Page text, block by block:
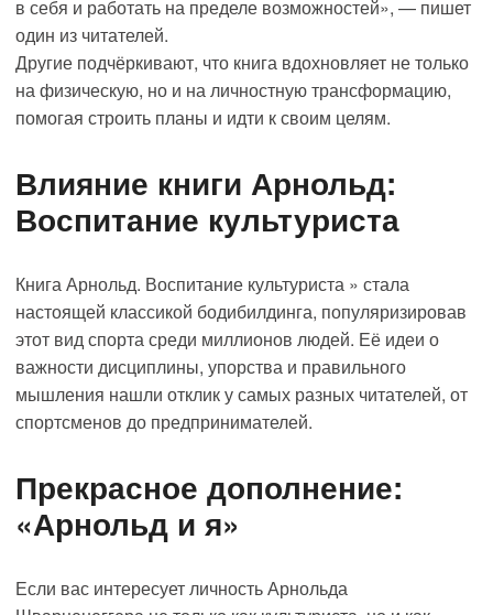
в себя и работать на пределе возможностей», — пишет
один из читателей.
Другие подчёркивают, что книга вдохновляет не только
на физическую, но и на личностную трансформацию,
помогая строить планы и идти к своим целям.
Влияние книги Арнольд:
Воспитание культуриста
Книга Арнольд. Воспитание культуриста » стала
настоящей классикой бодибилдинга, популяризировав
этот вид спорта среди миллионов людей. Её идеи о
важности дисциплины, упорства и правильного
мышления нашли отклик у самых разных читателей, от
спортсменов до предпринимателей.
Прекрасное дополнение:
«Арнольд и я»
Если вас интересует личность Арнольда